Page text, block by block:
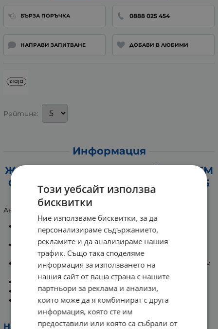
БЪРЗА ПОРЪЧКА 0888 025 454
НАПРАВИ ЗАПИТВАНЕ ДОБАВИ В ЛЮБИМИ
Рейтинг:
Информация
ЖАЯ ОКОЛООЧЕН АНТИ-ЕЙДЖ КРЕМ
С ОЛИО ОТ ЛИСТА НА МАГДАНОЗ 15
мл
Анти-ейдж грижа за околоочния контур.
формула.
Подходящ за ежедневна грижа за околоочния
контур, за всяка възраст.
Намалява фините линии и предпазва от новото им
Изглажда и хидратира епидермиса.
Нежно озарява кожата.
Може да се ползва и от хора, които носят
контактни лещи.
Начин на употреба:
Този уебсайт използва
бисквитки
Ние използваме бисквитки, за да
персонализираме съдържанието,
рекламите и да анализираме нашия
трафик. Също така споделяме
информация за използването на
нашия сайт от ваша страна с нашите
партньори за реклама и анализи,
които може да я комбинират с друга
информация, която сте им
предоставили или която са събрали от